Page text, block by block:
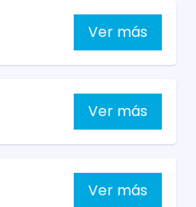
Ver más
Ver más
Ver más